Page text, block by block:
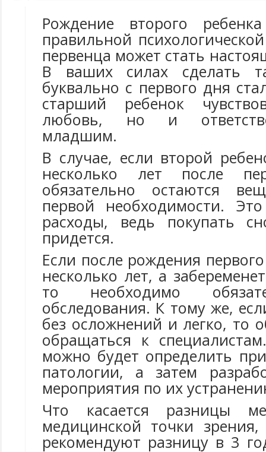
Рождение второго
правильной
первенца может стать
В ваших силах сделать
буквально с первого дня
старший ребенок
любовь, но и
младшим.
В случае, если второй
несколько лет после
обязательно остаются
первой необходимости.
расходы, ведь покупать
придется.
Если после рождения
несколько лет, а
то необходимо
обследования. К тому же,
без осложнений и легко, то
обращаться к
можно будет определить
патологии, а затем
мероприятия по их
Что касается разницы
медицинской точки
рекомендуют разницу в 3